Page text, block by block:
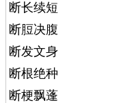
断长续短
断脰决腹
断发文身
断根绝种
断梗飘蓬